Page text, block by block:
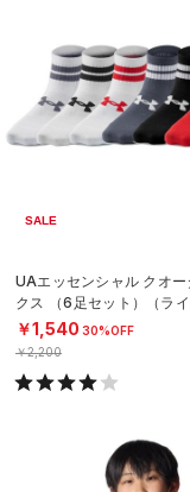
SALE
UAエッセンシャル クオー
クス （6足セット）（ライ
ル/KIDS）
￥1,540 30%OFF
￥2,200